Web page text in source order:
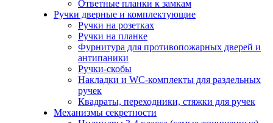
Ответные планки к замкам
Ручки дверные и комплектующие
Ручки на розетках
Ручки на планке
Фурнитура для противопожарных дверей и
антипаники
Ручки-скобы
Накладки и WC-комплекты для раздельных
ручек
Квадраты, переходники, стяжки для ручек
Механизмы секретности